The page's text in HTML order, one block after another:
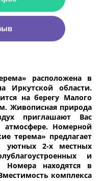
расположена в
Иркутской области.
на берегу Малого
Живописная природа
приглашают Вас
Номерной
терема» предлагает
2-х местных
и
Номера находятся в
комплекса